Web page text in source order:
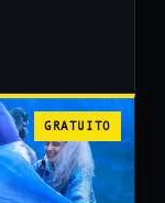
GRATUITO